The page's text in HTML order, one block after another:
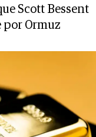
Scott Bessent
Ormuz